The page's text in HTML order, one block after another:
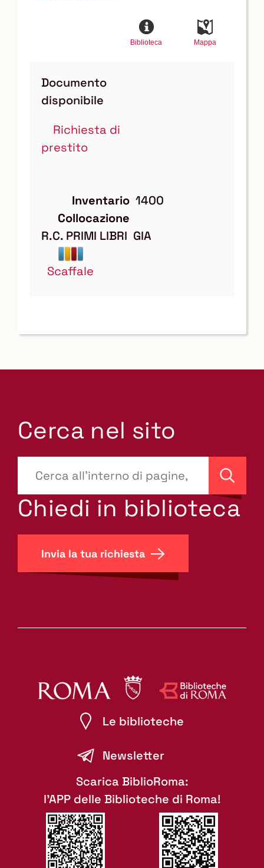
Mappa
Biblioteca
Documento
disponibile
Richiesta di
prestito
Inventario 1400
Collocazione
R.C. PRIMI LIBRI  GIA
Scaffale
Cerca nel sito
site-
search.label???
Cerca
Chiedi in biblioteca
Invia la tua richiesta
Le biblioteche
Newsletter
Scarica BiblioRoma:
l'APP delle Biblioteche di Roma!